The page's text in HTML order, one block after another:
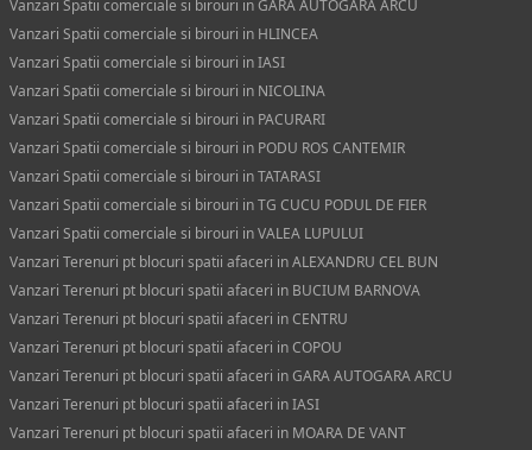
Vanzari Spatii comerciale si birouri in GARA AUTOGARA ARCU
Vanzari Spatii comerciale si birouri in HLINCEA
Vanzari Spatii comerciale si birouri in IASI
Vanzari Spatii comerciale si birouri in NICOLINA
Vanzari Spatii comerciale si birouri in PACURARI
Vanzari Spatii comerciale si birouri in PODU ROS CANTEMIR
Vanzari Spatii comerciale si birouri in TATARASI
Vanzari Spatii comerciale si birouri in TG CUCU PODUL DE FIER
Vanzari Spatii comerciale si birouri in VALEA LUPULUI
Vanzari Terenuri pt blocuri spatii afaceri in ALEXANDRU CEL BUN
Vanzari Terenuri pt blocuri spatii afaceri in BUCIUM BARNOVA
Vanzari Terenuri pt blocuri spatii afaceri in CENTRU
Vanzari Terenuri pt blocuri spatii afaceri in COPOU
Vanzari Terenuri pt blocuri spatii afaceri in GARA AUTOGARA ARCU
Vanzari Terenuri pt blocuri spatii afaceri in IASI
Vanzari Terenuri pt blocuri spatii afaceri in MOARA DE VANT